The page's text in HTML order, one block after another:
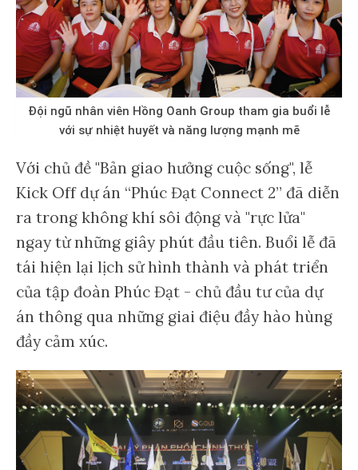
Đội ngũ nhân viên Hồng Oanh Group tham gia buổi lễ
với sự nhiệt huyết và năng lượng mạnh mẽ​​​​
Với chủ đề "Bản giao hưởng cuộc sống", lễ
Kick Off dự án “Phúc Đạt Connect 2” đã diễn
ra trong không khí sôi động và "rực lửa"
ngay từ những giây phút đầu tiên. Buổi lễ đã
tái hiện lại lịch sử hình thành và phát triển
của tập đoàn Phúc Đạt - chủ đầu tư của dự
án thông qua những giai điệu đầy hào hùng
đầy cảm xúc.